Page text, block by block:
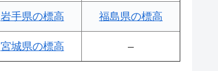
岩手県の標高 福島県の標高
宮城県の標高 –